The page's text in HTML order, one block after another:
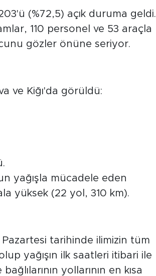
(%72,5) açık duruma geldi.
110 personel ve 53 araçla
gözler önüne seriyor.
ve Kiğı'da görüldü:
yağışla mücadele eden
yüksek (22 yol, 310 km).
tarihinde ilimizin tüm
yağışın ilk saatleri itibari ile
yollarının en kısa